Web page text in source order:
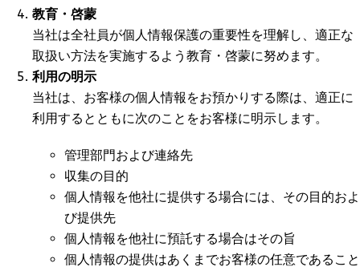
教育・啓蒙
当社は全社員が個人情報保護の重要性を理解し、適正な
取扱い方法を実施するよう教育・啓蒙に努めます。
利用の明示
当社は、お客様の個人情報をお預かりする際は、適正に
利用するとともに次のことをお客様に明示します。
管理部門および連絡先
収集の目的
個人情報を他社に提供する場合には、その目的およ
び提供先
個人情報を他社に預託する場合はその旨
個人情報の提供はあくまでお客様の任意であること